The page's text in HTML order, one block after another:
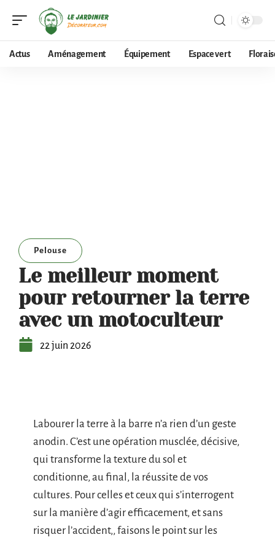
Actus Aménagement Équipement Espace vert
Pelouse
Le meilleur moment
pour retourner la terre
avec un motoculteur
22 juin 2026
Labourer la terre à la barre n’a rien d’un geste
anodin. C’est une opération musclée, décisive,
qui transforme la texture du sol et
conditionne, au final, la réussite de vos
cultures. Pour celles et ceux qui s’interrogent
sur la manière d’agir efficacement, et sans
risquer l’accident,, faisons le point sur les